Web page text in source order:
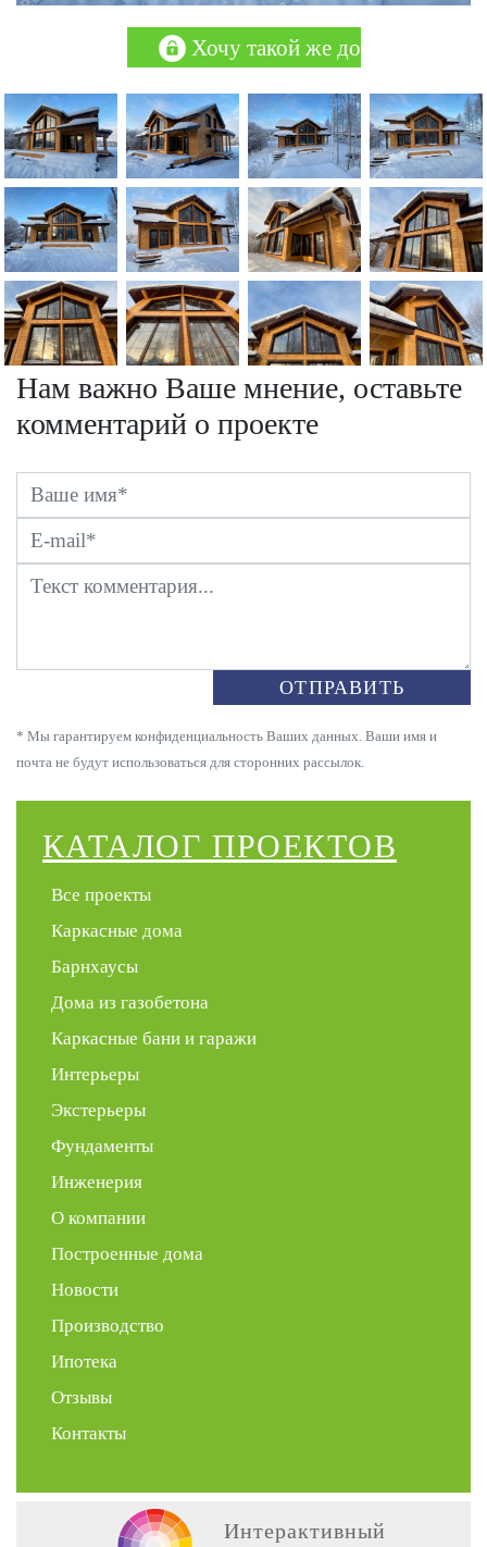
Хочу такой же дом
Нам важно Ваше мнение, оставьте
комментарий о проекте
ОТПРАВИТЬ
* Мы гарантируем конфиденциальность Ваших данных. Ваши имя и
почта не будут использоваться для сторонних рассылок.
КАТАЛОГ ПРОЕКТОВ
Все проекты
Каркасные дома
Барнхаусы
Дома из газобетона
Каркасные бани и гаражи
Интерьеры
Экстерьеры
Фундаменты
Инженерия
О компании
Построенные дома
Новости
Производство
Ипотека
Отзывы
Контакты
Интерактивный